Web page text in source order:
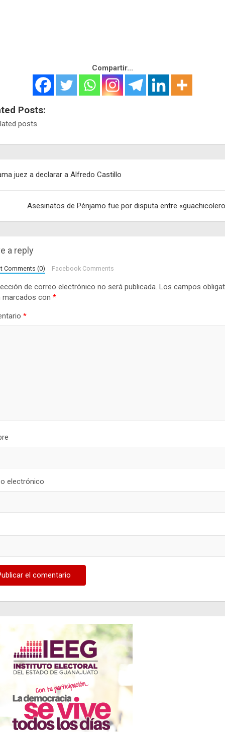
Compartir...
Posts:
posts.
juez a declarar a Alfredo Castillo
Asesinatos de Pénjamo fue por disputa entre
a reply
Comments (0) Facebook Comments
de correo electrónico no será publicada. Los campos
marcados con *
*
electrónico